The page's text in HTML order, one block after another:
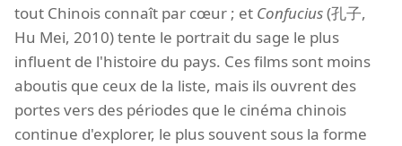
tout Chinois connaît par cœur ; et Confucius(孔子,
Hu Mei, 2010) tente le portrait du sage le plus
influent de l'histoire du pays. Ces films sont moins
aboutis que ceux de la liste, mais ils ouvrent des
portes vers des périodes que le cinéma chinois
continue d'explorer, le plus souvent sous la forme